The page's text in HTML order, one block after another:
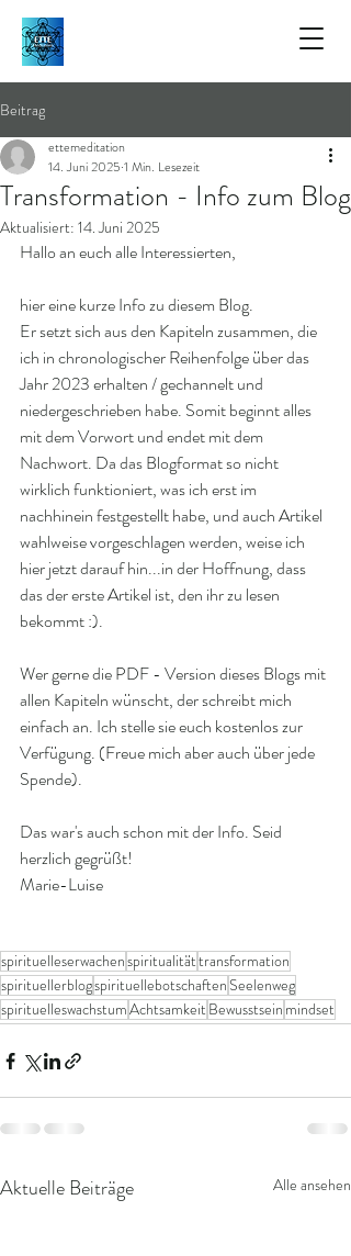
Beitrag
Transformation - Info zum Blog
ettemeditation
14. Juni 2025 1 Min. Lesezeit
Aktualisiert: 14. Juni 2025
Hallo an euch alle Interessierten,
hier eine kurze Info zu diesem Blog.
Er setzt sich aus den Kapiteln zusammen, die
ich in chronologischer Reihenfolge über das
Jahr 2023 erhalten / gechannelt und
niedergeschrieben habe. Somit beginnt alles
mit dem Vorwort und endet mit dem
Nachwort. Da das Blogformat so nicht
wirklich funktioniert, was ich erst im
nachhinein festgestellt habe, und auch Artikel
wahlweise vorgeschlagen werden, weise ich
hier jetzt darauf hin...in der Hoffnung, dass
das der erste Artikel ist, den ihr zu lesen
bekommt :).
Wer gerne die PDF - Version dieses Blogs mit
allen Kapiteln wünscht, der schreibt mich
einfach an. Ich stelle sie euch kostenlos zur
Verfügung. (Freue mich aber auch über jede
Spende).
Das war's auch schon mit der Info. Seid
herzlich gegrüßt!
Marie-Luise
spirituelleserwachenspiritualitättransformation
spirituellerblogspirituellebotschaften Seelenweg
spirituelleswachstumAchtsamkeit Bewusstsein mindset
Aktuelle Beiträge Alle ansehen